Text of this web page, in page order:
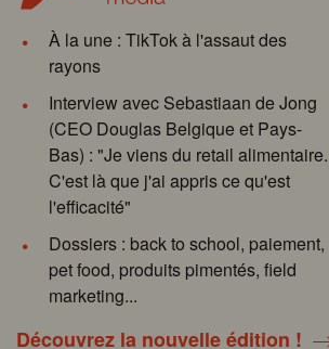
À la une : TikTok à l'assaut des
rayons
Interview avec Sebastiaan de Jong
(CEO Douglas Belgique et Pays-
Bas) : "Je viens du retail alimentaire.
C'est là que j'ai appris ce qu'est
l'efficacité"
Dossiers : back to school, paiement,
pet food, produits pimentés, field
marketing...
Découvrez la nouvelle édition !